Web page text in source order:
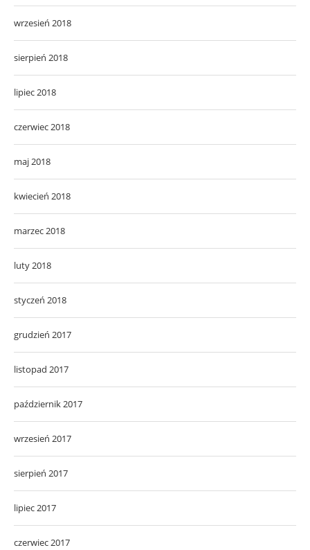
wrzesień 2018
sierpień 2018
lipiec 2018
czerwiec 2018
maj 2018
kwiecień 2018
marzec 2018
luty 2018
styczeń 2018
grudzień 2017
listopad 2017
październik 2017
wrzesień 2017
sierpień 2017
lipiec 2017
czerwiec 2017